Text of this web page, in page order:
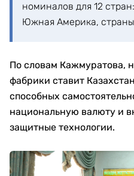
номиналов для 12
Южная Америка,
По словам Кажмуратова,
фабрики ставит
способных
национальную валюту и
защитные технологии.